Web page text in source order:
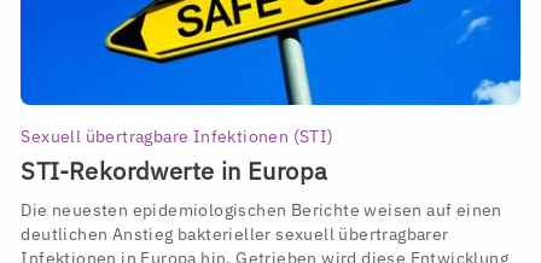
Sexuell übertragbare Infektionen (STI)
STI-Rekordwerte in Europa
Die neuesten epidemiologischen Berichte weisen auf einen
deutlichen Anstieg bakterieller sexuell übertragbarer